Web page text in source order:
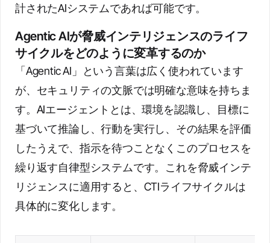
計されたAIシステムであれば可能です。
Agentic AIが脅威インテリジェンスのライフ
サイクルをどのように変革するのか
「Agentic AI」という言葉は広く使われています
が、セキュリティの文脈では明確な意味を持ちま
す。AIエージェントとは、環境を認識し、目標に
基づいて推論し、行動を実行し、その結果を評価
したうえで、指示を待つことなくこのプロセスを
繰り返す自律型システムです。これを脅威インテ
リジェンスに適用すると、CTIライフサイクルは
具体的に変化します。